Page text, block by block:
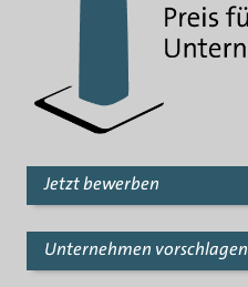
Jetzt bewerben
Unternehmen vorschlagen